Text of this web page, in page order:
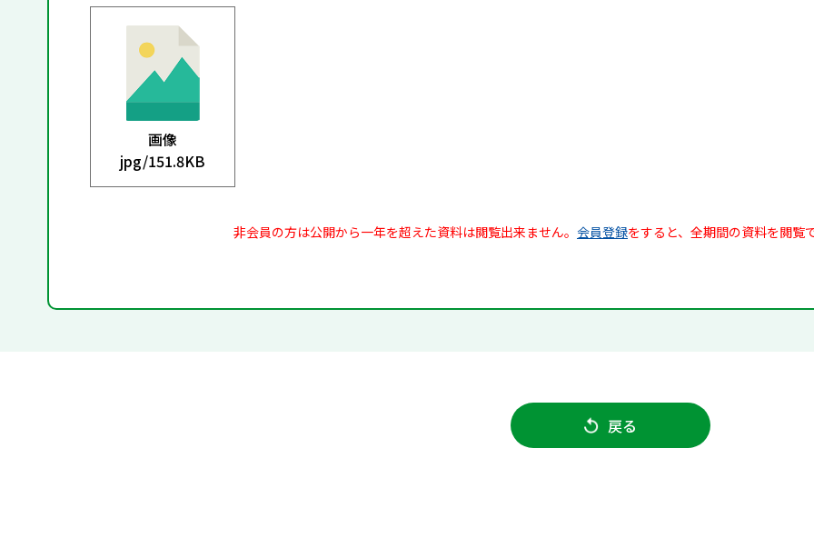
画像
jpg/151.8KB
非会員の方は公開から一年を超えた資料は閲覧出来ません。 会員登録をすると、全期間の資料を閲覧
戻る